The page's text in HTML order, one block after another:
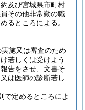
及び宮城県市町村
その他非常勤の職
るところによる。
施又は審査のため
若しくは受けよう
告をさせ、文書そ
は医師の診断若し
で定めるところによ